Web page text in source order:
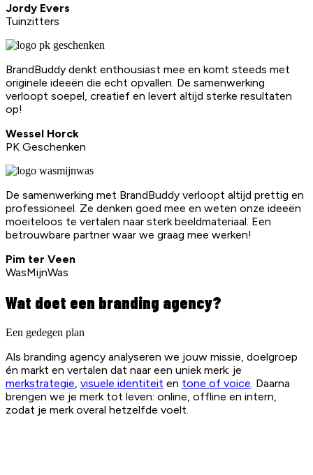
Jordy Evers
Tuinzitters
BrandBuddy denkt enthousiast mee en komt steeds met
originele ideeën die echt opvallen. De samenwerking
verloopt soepel, creatief en levert altijd sterke resultaten
op!
Wessel Horck
PK Geschenken
De samenwerking met BrandBuddy verloopt altijd prettig en
professioneel. Ze denken goed mee en weten onze ideeën
moeiteloos te vertalen naar sterk beeldmateriaal. Een
betrouwbare partner waar we graag mee werken!
Pim ter Veen
WasMijnWas
Wat doet een branding agency?
Een gedegen plan
Als branding agency analyseren we jouw missie, doelgroep
én markt en vertalen dat naar een uniek merk: je
merkstrategie, visuele identiteit en tone of voice. Daarna
brengen we je merk tot leven: online, offline en intern,
zodat je merk overal hetzelfde voelt.